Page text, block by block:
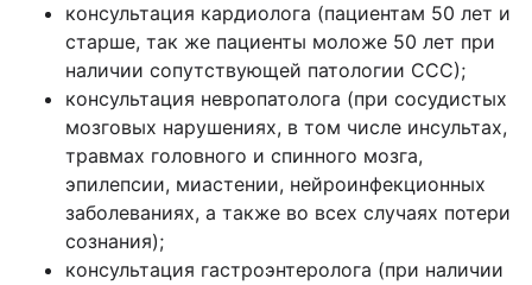
консультация кардиолога (пациентам 50 лет и
старше, так же пациенты моложе 50 лет при
наличии сопутствующей патологии ССС);
консультация невропатолога (при сосудистых
мозговых нарушениях, в том числе инсультах,
травмах головного и спинного мозга,
эпилепсии, миастении, нейроинфекционных
заболеваниях, а также во всех случаях потери
сознания);
консультация гастроэнтеролога (при наличии